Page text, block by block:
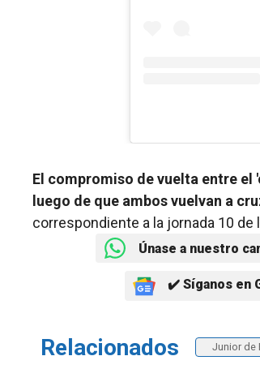
El compromiso de vuelta entre el
luego de que ambos vuelvan a
correspondiente a la jornada 10 de
Únase a nuestro
✔️ Síganos en
Relacionados Junior de